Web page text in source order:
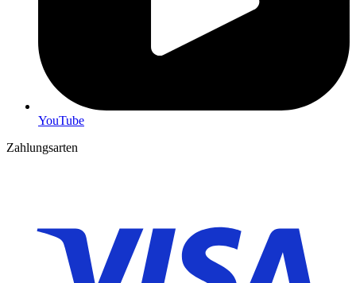
YouTube
Zahlungsarten